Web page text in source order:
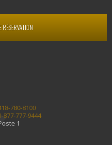
RÉSERVATION
780-8100
877-777-9444
1